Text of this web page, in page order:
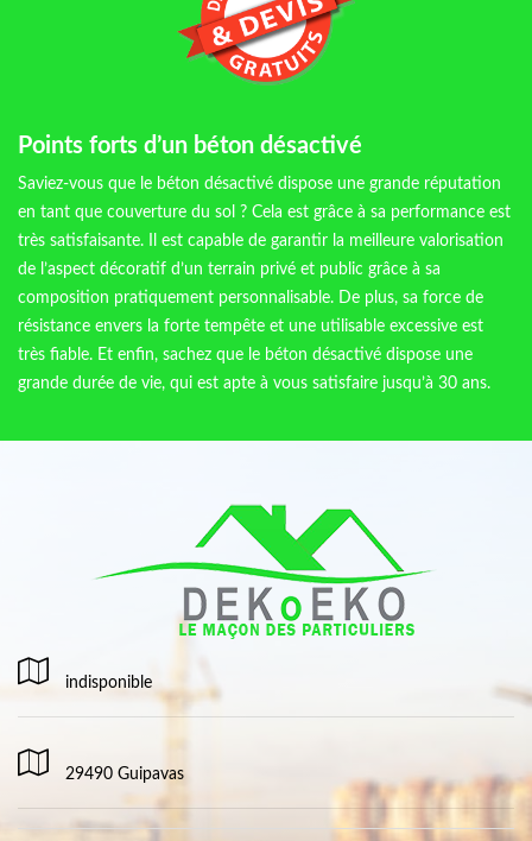
Points forts d’un béton désactivé
Saviez-vous que le béton désactivé dispose une grande réputation
en tant que couverture du sol ? Cela est grâce à sa performance est
très satisfaisante. Il est capable de garantir la meilleure valorisation
de l’aspect décoratif d’un terrain privé et public grâce à sa
composition pratiquement personnalisable. De plus, sa force de
résistance envers la forte tempête et une utilisable excessive est
très fiable. Et enfin, sachez que le béton désactivé dispose une
grande durée de vie, qui est apte à vous satisfaire jusqu’à 30 ans.
indisponible
29490 Guipavas